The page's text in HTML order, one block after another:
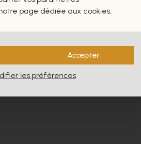
page dédiée aux cookies.
Accepter
les préférences